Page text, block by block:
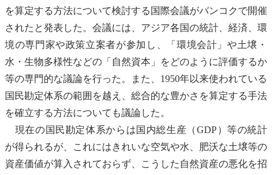
を算定する方法について検討する国際会議がバンコクで開催
されたと発表した。会議には、アジア各国の統計、経済、環
境の専門家や政策立案者が参加し、「 環境会計 」や土壌・
水・ 生物多様性などの「自然資本」をどのように評価するか
等の専門的な議論を行った。また、1950年以来使われている
国民勘定体系の範囲を越え、総合的な豊かさを算定する手法
を確立する方法についても議論した。
現在の国民勘定体系からは国内総生産（GDP）等の統計
が得られるが、これにはきれいな空気や水、肥沃な土壌等の
資産価値が算入されておらず、こうした自然資産の悪化を招